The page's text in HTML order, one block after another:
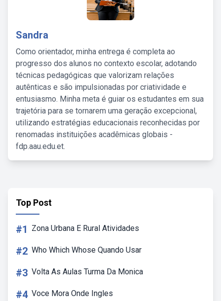
Sandra
Como orientador, minha entrega é completa ao
progresso dos alunos no contexto escolar, adotando
técnicas pedagógicas que valorizam relações
autênticas e são impulsionadas por criatividade e
entusiasmo. Minha meta é guiar os estudantes em sua
trajetória para se tornarem uma geração excepcional,
utilizando estratégias educacionais reconhecidas por
renomadas instituições acadêmicas globais -
fdp.aau.edu.et.
Top Post
#1 Zona Urbana E Rural Atividades
#2 Who Which Whose Quando Usar
#3 Volta As Aulas Turma Da Monica
#4 Voce Mora Onde Ingles